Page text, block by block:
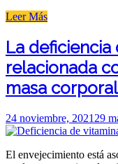
Leer Más«El
reduce
el
dolor
y
mejora
calidad
de
de
La deficiencia
relacionada
masa
Posted
on
24 noviembre, 2021 29
El envejecimiento está